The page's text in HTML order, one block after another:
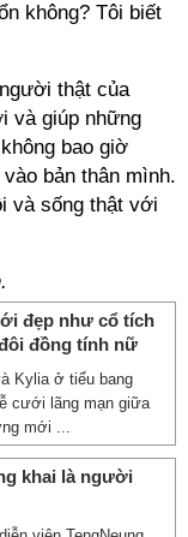
không? Tôi biết
thật của
và giúp những
bao giờ
bản thân mình.
và sống thật với
đẹp như cổ tích
đồng tính nữ
Kylia ở tiểu bang
cưới lãng mạn giữa
mới ...
khai là người